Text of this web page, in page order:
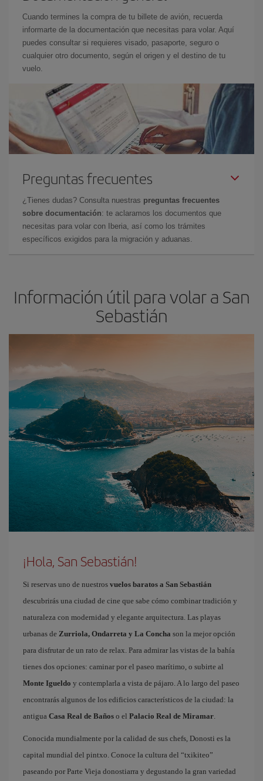
Cuando termines la compra de tu billete de avión, recuerda
informarte de la documentación que necesitas para volar. Aquí
puedes consultar si requieres visado, pasaporte, seguro o
cualquier otro documento, según el origen y el destino de tu
vuelo.
Preguntas frecuentes
¿Tienes dudas? Consulta nuestras preguntas frecuentes
sobre documentación: te aclaramos los documentos que
necesitas para volar con Iberia, así como los trámites
específicos exigidos para la migración y aduanas.
Información útil para volar a San
Sebastián
¡Hola, San Sebastián!
Si reservas uno de nuestros vuelos baratos a San Sebastián
descubrirás una ciudad de cine que sabe cómo combinar tradición y
naturaleza con modernidad y elegante arquitectura. Las playas
urbanas de Zurriola, Ondarreta y La Concha son la mejor opción
para disfrutar de un rato de relax. Para admirar las vistas de la bahía
tienes dos opciones: caminar por el paseo marítimo, o subirte al
Monte Igueldo y contemplarla a vista de pájaro. A lo largo del paseo
encontrarás algunos de los edificios característicos de la ciudad: la
antigua Casa Real de Baños o el Palacio Real de Miramar.
Conocida mundialmente por la calidad de sus chefs, Donosti es la
capital mundial del pintxo. Conoce la cultura del “txikiteo”
paseando por Parte Vieja donostiarra y degustando la gran variedad